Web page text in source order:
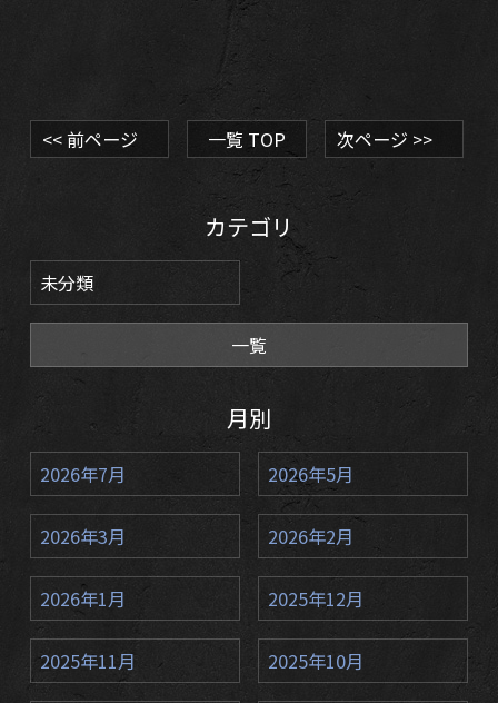
<< 前ページ 一覧 TOP 次ページ >>
カテゴリ
未分類
一覧
月別
2026年7月 2026年5月
2026年3月 2026年2月
2026年1月 2025年12月
2025年11月 2025年10月